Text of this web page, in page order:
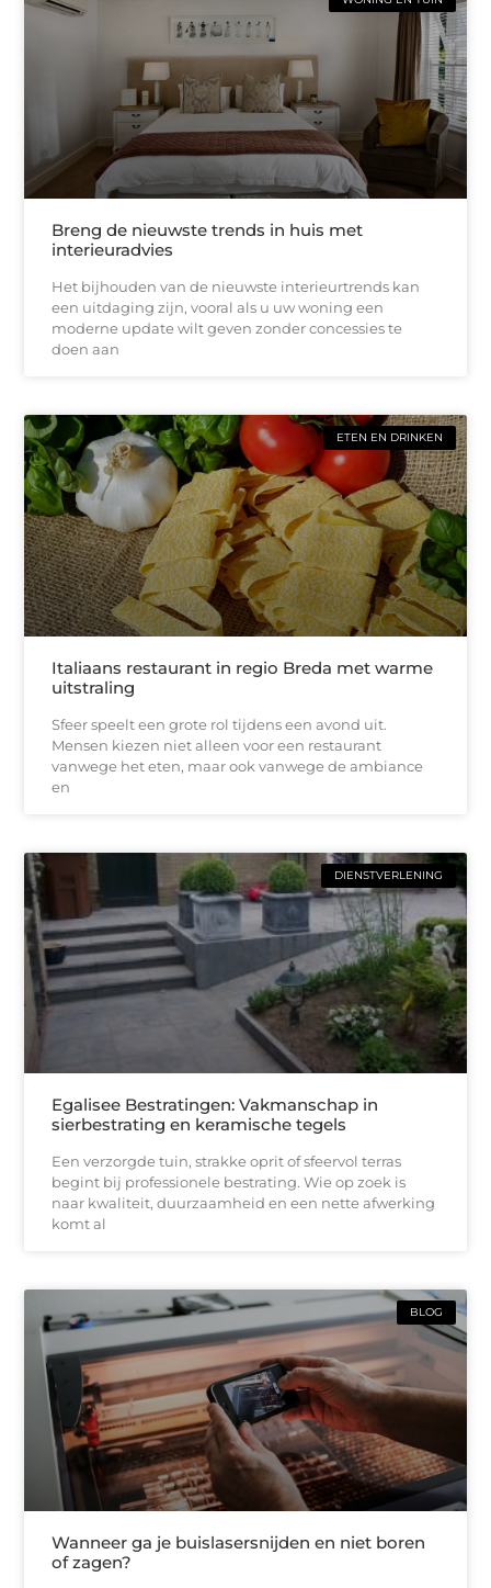
Breng de nieuwste trends in huis met
interieuradvies
Het bijhouden van de nieuwste interieurtrends kan
een uitdaging zijn, vooral als u uw woning een
moderne update wilt geven zonder concessies te
doen aan
ETEN EN DRINKEN
Italiaans restaurant in regio Breda met warme
uitstraling
Sfeer speelt een grote rol tijdens een avond uit.
Mensen kiezen niet alleen voor een restaurant
vanwege het eten, maar ook vanwege de ambiance
en
DIENSTVERLENING
Egalisee Bestratingen: Vakmanschap in
sierbestrating en keramische tegels
Een verzorgde tuin, strakke oprit of sfeervol terras
begint bij professionele bestrating. Wie op zoek is
naar kwaliteit, duurzaamheid en een nette afwerking
komt al
BLOG
Wanneer ga je buislasersnijden en niet boren
of zagen?